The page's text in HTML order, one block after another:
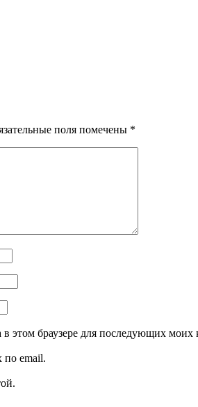
поля помечены *
этом браузере для последующих моих
по email.